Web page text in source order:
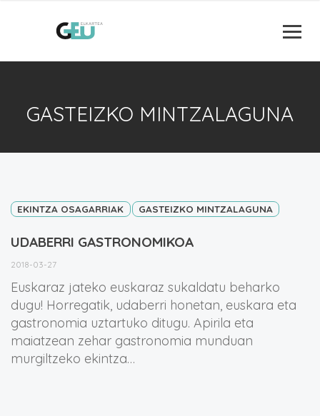
GASTEIZKO MINTZALAGUNA
EKINTZA OSAGARRIAK GASTEIZKO MINTZALAGUNA
UDABERRI GASTRONOMIKOA
2018-03-27
Euskaraz jateko euskaraz sukaldatu beharko
dugu! Horregatik, udaberri honetan, euskara eta
gastronomia uztartuko ditugu. Apirila eta
maiatzean zehar gastronomia munduan
murgiltzeko ekintza…